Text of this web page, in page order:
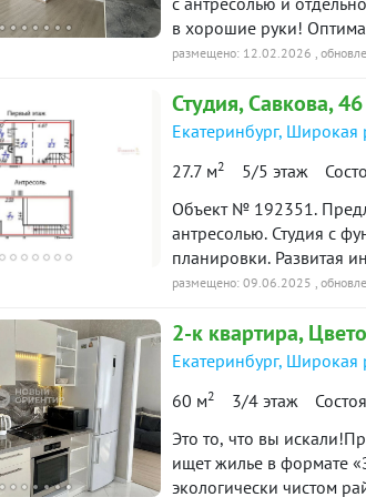
Снято с публикации
квартира · 58 м² · 3/4 этаж 15 июля 2026
квартира · 21.8 м² · 3/5
3 марта 2026
2-к квартира · 60.5 м² · 2/3
историю: 30 предложений →
в хорошие руки!
гостиную , две спальные комнаты - полностью изолированные друг от друга, одна из них-
антресоль площадью 14
выбирайте сами!!!.
квартире- это
зимние шины!!Уютный,
с удовольствием
капиталов, в
готова к ВАШЕМУ
размещено: 12.02.2026 ,
Студия, Савкова, 46
Екатеринбург, Широкая
27.7 м2 5/5 этаж
Объект № 192351.
антресолью. Студия с
планировки. Развитая инфраструктура района. Малоэтажное строительство и закрытый
двор. Эксклюзивный вариант, без обременений и долгов, один взрослый
«Защита
размещено: 09.06.2025 ,
2-к квартира,
Екатеринбург, Широкая
60 м2 3/4 этаж
Это то, что вы
ищет жилье в формате
экологически чистом